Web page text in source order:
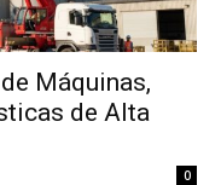
Máquinas,
de Alta
0